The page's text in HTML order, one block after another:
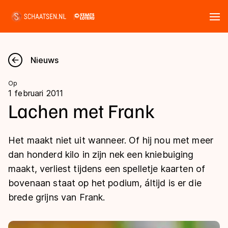
Nieuws
Kalender
Marathon
Langebaan
Uitslagen
Langebaan
Shorttrack
Marathon
Tijden & historie
Ranglijsten Langebaan
Nieuws
Op
1 februari 2011
Lachen met Frank
Het maakt niet uit wanneer. Of hij nou met meer
dan honderd kilo in zijn nek een kniebuiging
maakt, verliest tijdens een spelletje kaarten of
bovenaan staat op het podium, áltijd is er die
brede grijns van Frank.